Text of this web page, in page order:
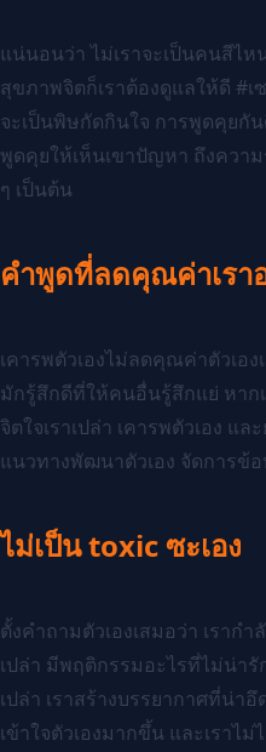
แน่นอนว่า ไม่เราจะเป็นคนสีไห
สุขภาพจิตก็เราต้องดูแลให้ดี #
จะเป็นพิษกัดกินใจ การพูดคุยกั
พูดคุยให้เห็นเขาปัญหา ถึงควา
ๆ เป็นต้น
คำพูดที่ลดคุณค่าเรา
เคารพตัวเองไม่ลดคุณค่าตัวเอ
มักรู้สึกดีที่ให้คนอื่นรู้สึกแย่ หาก
จิตใจเราเปล่า เคารพตัวเอง แ
แนวทางพัฒนาตัวเอง จัดการข้
ไม่เป็น toxic ซะเอง
ตั้งคำถามตัวเองเสมอว่า เราก
เปล่า มีพฤติกรรมอะไรที่ไม่น่ารั
เปล่า เราสร้างบรรยากาศที่น่า
เข้าใจตัวเองมากขึ้น และเราไ